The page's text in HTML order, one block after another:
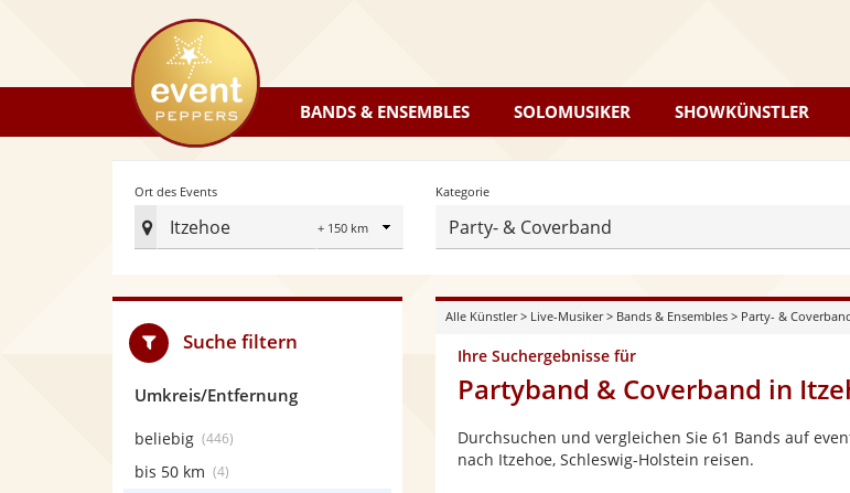
eventpeppers
BANDS & ENSEMBLES SOLOMUSIKER SHOWKÜNSTLER
Ort des Events
Itzehoe
Radius
Ort
Events
festlegen
Kategorie
Party- & Coverband
Alle Künstler> Live-Musiker> Bands & Ensembles> Party- &
Ihre Suchergebnisse für
Partyband & Coverband in
Durchsuchen und vergleichen Sie 61 Bands auf
nach Itzehoe, Schleswig-Holstein reisen.
Suche filtern
Umkreis/Entfernung
beliebig (446)
bis 50 km (4)